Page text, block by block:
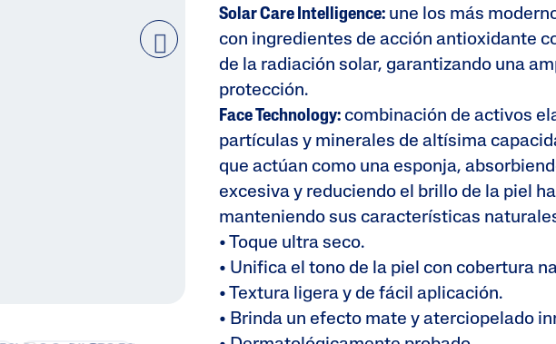
next
Solar Care Intelligence: une los más
con ingredientes de acción antioxidante
de la radiación solar, garantizando una
protección.
Face Technology: combinación de activos
partículas y minerales de altísima
que actúan como una esponja,
excesiva y reduciendo el brillo de la piel
manteniendo sus características
• Toque ultra seco.
• Unifica el tono de la piel con cobertura
• Textura ligera y de fácil aplicación.
• Brinda un efecto mate y aterciopelado